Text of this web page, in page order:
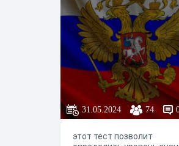
31.05.2024 74
этот тест позволит